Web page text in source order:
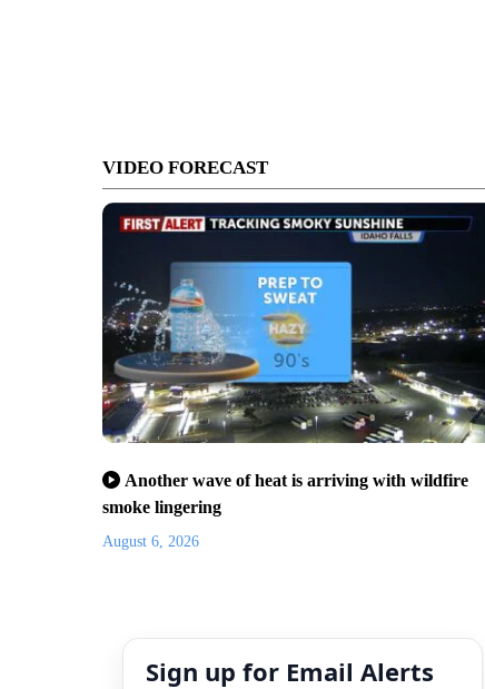
VIDEO FORECAST
Another wave of heat is arriving with wildfire
smoke lingering
August 6, 2026
Sign up for Email Alerts